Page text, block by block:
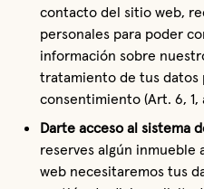
contacto del sitio web,
personales para poder
información sobre
tratamiento de tus datos
consentimiento (Art. 6, 1,
Darte acceso al sistema
reserves algún inmueble
web necesitaremos tus